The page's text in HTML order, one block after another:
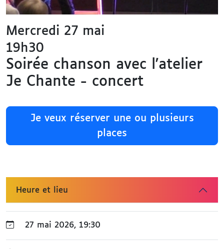
Mercredi 27 mai
19h30
Soirée chanson avec l'atelier
Je Chante - concert
Je veux réserver une ou plusieurs
places
Heure et lieu
27 mai 2026, 19:30